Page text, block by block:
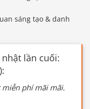
nhật lần cuối:
phí mãi mãi.